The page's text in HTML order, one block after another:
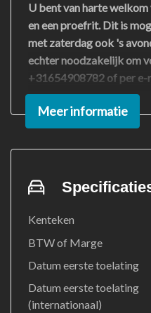
U bent van harte
en een proefrit. Dit is
met zaterdag ook 's
echter noodzakelijk om
+31654908782 of per e-
afspraak te maken.
voorkomen dat u voor
hopen op uw begrip en
verwelkomen!
VOOR EEN
GRAAG EVEN BELLEN
+31654908782
Meer informatie
Kenteken
BTW of Marge
Datum eerste toelating
Datum eerste toelating
(internationaal)